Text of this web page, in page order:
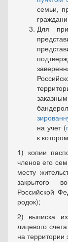
семьи,
Для
на учет (
к
1) копии
членов его
месту
закрытого
Российской
родок);
2) выписка
лицевого
на территории